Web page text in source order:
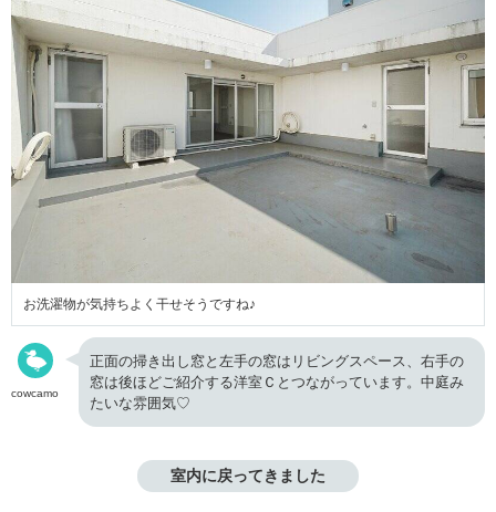
お洗濯物が気持ちよく干せそうですね♪
cowcamo
正面の掃き出し窓と左手の窓はリビングスペース、右手の
窓は後ほどご紹介する洋室Ｃとつながっています。中庭み
たいな雰囲気♡
室内に戻ってきました